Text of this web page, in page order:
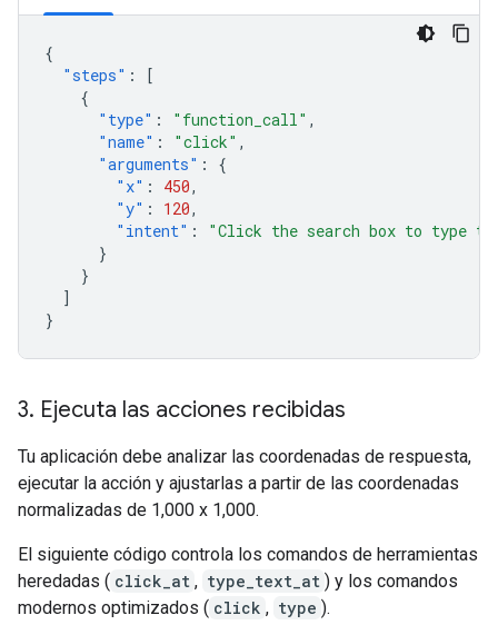
{
"steps" :
[
{
"type" : "function_call" ,
"name" : "click" ,
"arguments" :
{
"x" : 450,
"y" : 120,
"intent" :
"Click the search box to type
}
}
]
}
3. Ejecuta las acciones recibidas
Tu aplicación debe analizar las coordenadas de respuesta,
ejecutar la acción y ajustarlas a partir de las coordenadas
normalizadas de 1,000 x 1,000.
El siguiente código controla los comandos de herramientas
heredadas ( click_at , type_text_at ) y los comandos
modernos optimizados ( click , type ).